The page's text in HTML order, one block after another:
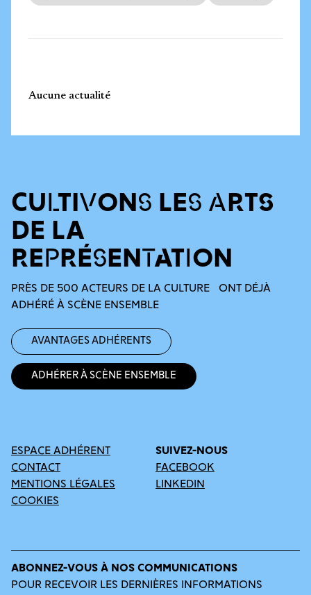
Aucune actualité
CULTIVONS LES ARTS
DE LA
REPRÉSENTATION
PRÈS DE 500 ACTEURS DE LA CULTURE ONT DÉJÀ
ADHÉRÉ À SCÈNE ENSEMBLE
Avantages adhérents
Adhérer à Scène Ensemble
ESPACE ADHÉRENT
CONTACT
MENTIONS LÉGALES
COOKIES
SUIVEZ-NOUS
FACEBOOK
LINKEDIN
ABONNEZ-VOUS À NOS COMMUNICATIONS
POUR RECEVOIR LES DERNIÈRES INFORMATIONS